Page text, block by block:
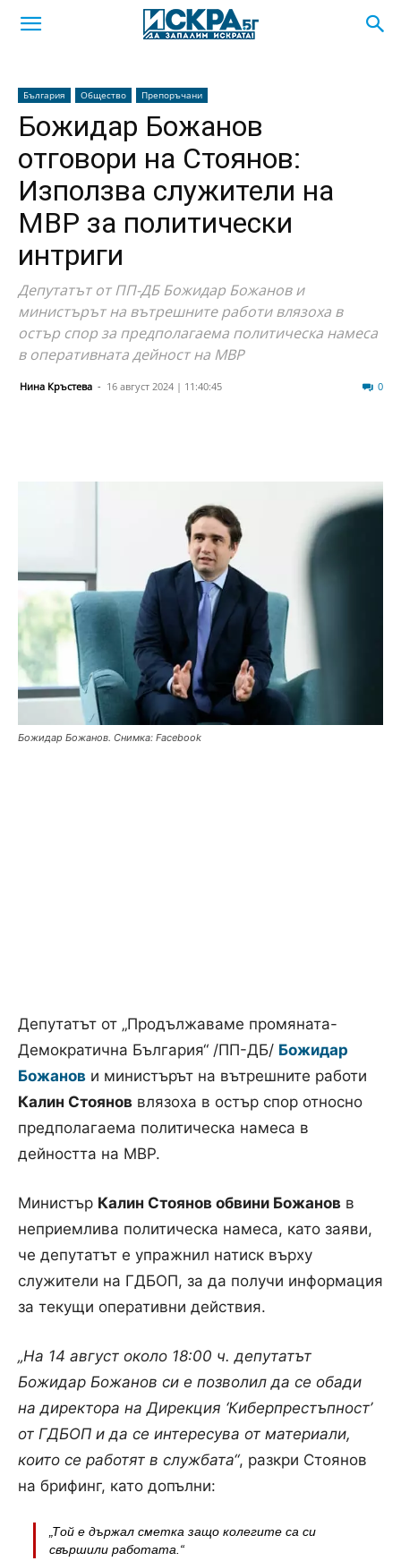
България Общество Препоръчани
Божидар Божанов
отговори на Стоянов:
Използва служители на
МВР за политически
интриги
Депутатът от ПП-ДБ Божидар Божанов и
министърът на вътрешните работи влязоха в
остър спор за предполагаема политическа намеса
в оперативната дейност на МВР
Нина Кръстева - 16 август 2024 | 11:40:45 0
Божидар Божанов. Снимка: Facebook
Депутатът от „Продължаваме промяната-
Демократична България“ /ПП-ДБ/ Божидар
Божанов и министърът на вътрешните работи
Калин Стоянов влязоха в остър спор относно
предполагаема политическа намеса в
дейността на МВР.
Министър Калин Стоянов обвини Божанов в
неприемлива политическа намеса, като заяви,
че депутатът е упражнил натиск върху
служители на ГДБОП, за да получи информация
за текущи оперативни действия.
„На 14 август около 18:00 ч. депутатът
Божидар Божанов си е позволил да се обади
на директора на Дирекция ‘Киберпрестъпност’
от ГДБОП и да се интересува от материали,
които се работят в службата“, разкри Стоянов
на брифинг, като допълни:
„Той е държал сметка защо колегите са си
свършили работата.“